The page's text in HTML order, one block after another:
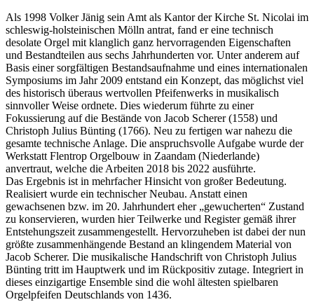
Als 1998 Volker Jänig sein Amt als Kantor der Kirche St. Nicolai im
schleswig-holsteinischen Mölln antrat, fand er eine technisch
desolate Orgel mit klanglich ganz hervorragenden Eigenschaften
und Bestandteilen aus sechs Jahrhunderten vor. Unter anderem auf
Basis einer sorgfältigen Bestandsaufnahme und eines internationalen
Symposiums im Jahr 2009 entstand ein Konzept, das möglichst viel
des historisch überaus wertvollen Pfeifenwerks in musikalisch
sinnvoller Weise ordnete. Dies wiederum führte zu einer
Fokussierung auf die Bestände von Jacob Scherer (1558) und
Christoph Julius Bünting (1766). Neu zu fertigen war nahezu die
gesamte technische Anlage. Die anspruchsvolle Aufgabe wurde der
Werkstatt Flentrop Orgelbouw in Zaandam (Niederlande)
anvertraut, welche die Arbeiten 2018 bis 2022 ausführte.
Das Ergebnis ist in mehrfacher Hinsicht von großer Bedeutung.
Realisiert wurde ein technischer Neubau. Anstatt einen
gewachsenen bzw. im 20. Jahrhundert eher „gewucherten“ Zustand
zu konservieren, wurden hier Teilwerke und Register gemäß ihrer
Entstehungszeit zusammengestellt. Hervorzuheben ist dabei der nun
größte zusammenhängende Bestand an klingendem Material von
Jacob Scherer. Die musikalische Handschrift von Christoph Julius
Bünting tritt im Hauptwerk und im Rückpositiv zutage. Integriert in
dieses einzigartige Ensemble sind die wohl ältesten spielbaren
Orgelpfeifen Deutschlands von 1436.